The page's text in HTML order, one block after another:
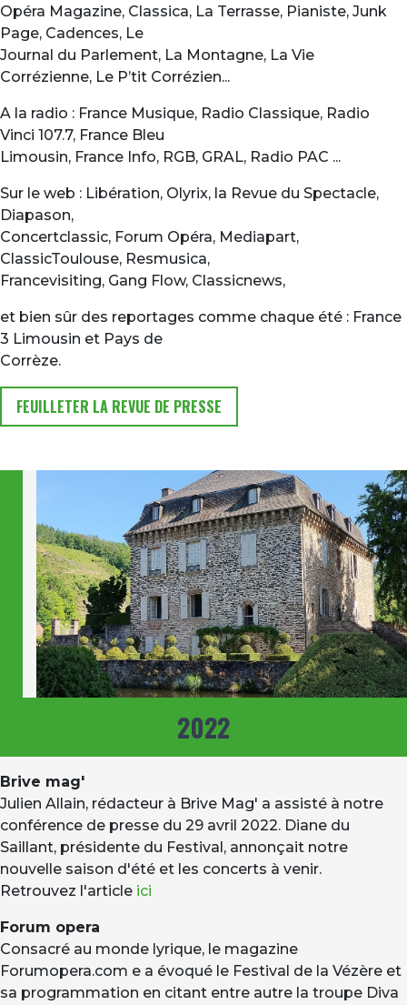
Opéra Magazine, Classica, La Terrasse, Pianiste, Junk
Page, Cadences, Le
Journal du Parlement, La Montagne, La Vie
Corrézienne, Le P’tit Corrézien...
A la radio : France Musique, Radio Classique, Radio
Vinci 107.7, France Bleu
Limousin, France Info, RGB, GRAL, Radio PAC ...
Sur le web : Libération, Olyrix, la Revue du Spectacle,
Diapason,
Concertclassic, Forum Opéra, Mediapart,
ClassicToulouse, Resmusica,
Francevisiting, Gang Flow, Classicnews,
et bien sûr des reportages comme chaque été : France
3 Limousin et Pays de
Corrèze.
FEUILLETER LA REVUE DE PRESSE
2022
Brive mag'
Julien Allain, rédacteur à Brive Mag' a assisté à notre
conférence de presse du 29 avril 2022. Diane du
Saillant, présidente du Festival, annonçait notre
nouvelle saison d'été et les concerts à venir.
Retrouvez l'article ici
Forum opera
Consacré au monde lyrique, le magazine
Forumopera.com e a évoqué le Festival de la Vézère et
sa programmation en citant entre autre la troupe Diva